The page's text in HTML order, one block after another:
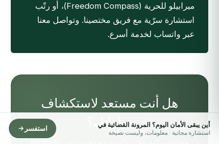
ميرابيلو للحرية (Freedom Compass)
، أو رتّب
استشارة سرّية مع فريق مختصينا. وتواصل معنا
عبر واتساب لخدمة أسرع.
هل أنت مستعد لاستكشاف
خياراتك؟
أين يبقى الأمان اليوم؟ المرونة القضائية في
استشارة مجانية · معلومات، وليست نصيحة
استفسر